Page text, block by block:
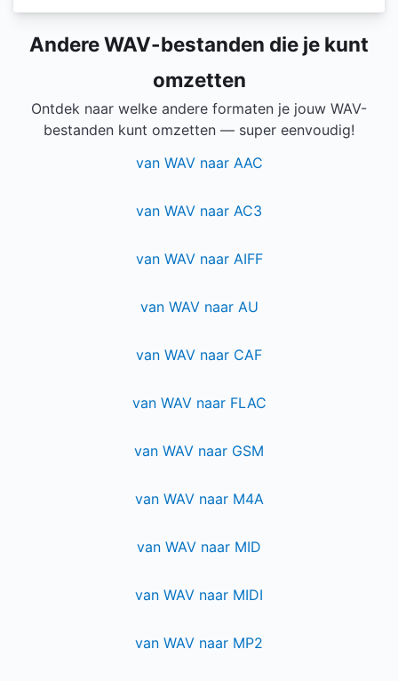
Andere WAV-bestanden die je kunt
omzetten
Ontdek naar welke andere formaten je jouw WAV-
bestanden kunt omzetten — super eenvoudig!
van WAV naar AAC
van WAV naar AC3
van WAV naar AIFF
van WAV naar AU
van WAV naar CAF
van WAV naar FLAC
van WAV naar GSM
van WAV naar M4A
van WAV naar MID
van WAV naar MIDI
van WAV naar MP2